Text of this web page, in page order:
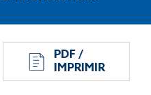
PDF /
IMPRIMIR